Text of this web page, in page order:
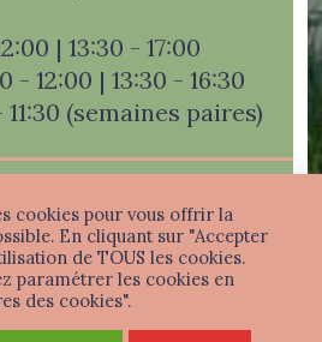
| 13:30 - 17:00
- 12:00 | 13:30 - 16:30
11:30 (semaines paires)
Politique de confidentialité
Connexion
cookies pour vous offrir la
En cliquant sur "Accepter
de TOUS les cookies.
paramétrer les cookies en
des cookies".